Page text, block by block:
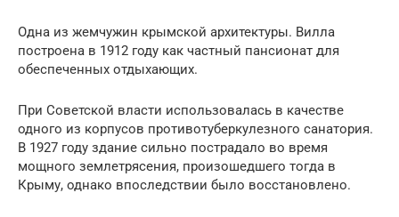
Одна из жемчужин крымской архитектуры. Вилла
построена в 1912 году как частный пансионат для
обеспеченных отдыхающих.
При Советской власти использовалась в качестве
одного из корпусов противотуберкулезного санатория.
В 1927 году здание сильно пострадало во время
мощного землетрясения, произошедшего тогда в
Крыму, однако впоследствии было восстановлено.